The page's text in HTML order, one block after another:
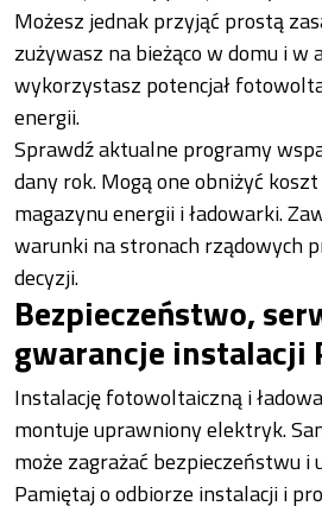
Możesz jednak przyjąć prostą
zużywasz na bieżąco w domu i w
wykorzystasz potencjał
energii.
Sprawdź aktualne programy
dany rok. Mogą one obniżyć
magazynu energii i ładowarki.
warunki na stronach rządowych
decyzji.
Bezpieczeństwo,
gwarancje instalacji
Instalację fotowoltaiczną i
montuje uprawniony elektryk.
może zagrażać bezpieczeństwu i
Pamiętaj o odbiorze instalacji i